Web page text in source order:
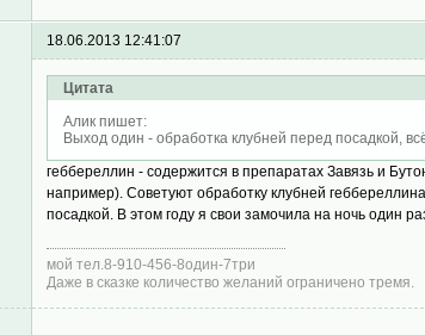
18.06.2013 12:41:07
Цитата
Алик пишет:
Выход один - обработка клубней перед посадкой,
геббереллин - содержится в препаратах Завязь и
например). Советуют обработку клубней
посадкой. В этом году я свои замочила на ночь один
мой тел.8-910-456-8один-7три
Даже в сказке количество желаний ограничено тремя.